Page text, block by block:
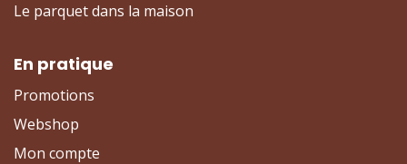
Le parquet dans la maison
En pratique
Promotions
Webshop
Mon compte